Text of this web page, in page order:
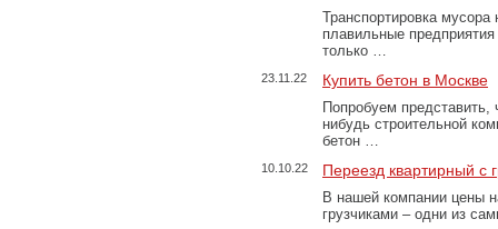
Транспортировка
плавильные
только …
23.11.22 Купить бетон в Москве
Попробуем представить,
нибудь строительной
бетон …
10.10.22 Переезд квартирный с
В нашей компании цены
грузчиками – одни из